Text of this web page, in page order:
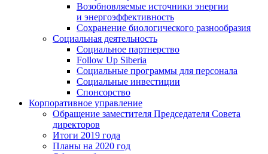
Возобновляемые источники энергии
и энергоэффективность
Сохранение биологического разнообразия
Социальная деятельность
Социальное партнерство
Follow Up Siberia
Социальные программы для персонала
Социальные инвестиции
Спонсорство
Корпоративное управление
Обращение заместителя Председателя Совета
директоров
Итоги 2019 года
Планы на 2020 год